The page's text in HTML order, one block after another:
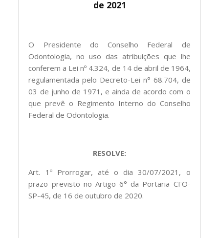
de 2021
O Presidente do Conselho Federal de
Odontologia, no uso das atribuições que lhe
conferem a Lei nº 4.324, de 14 de abril de 1964,
regulamentada pelo Decreto-Lei n° 68.704, de
03 de junho de 1971, e ainda de acordo com o
que prevê o Regimento Interno do Conselho
Federal de Odontologia.
RESOLVE:
Art. 1º Prorrogar, até o dia 30/07/2021, o
prazo previsto no Artigo 6° da Portaria CFO-
SP-45, de 16 de outubro de 2020.